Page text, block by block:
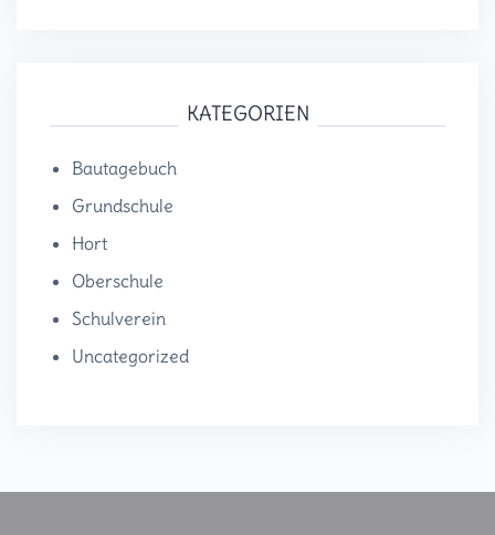
KATEGORIEN
Bautagebuch
Grundschule
Hort
Oberschule
Schulverein
Uncategorized